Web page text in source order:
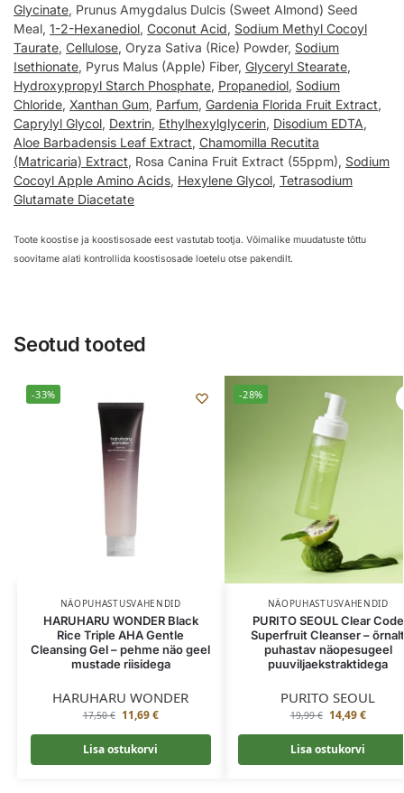
Glycinate, Prunus Amygdalus Dulcis (Sweet Almond) Seed
Meal, 1-2-Hexanediol, Coconut Acid, Sodium Methyl Cocoyl
Taurate, Cellulose, Oryza Sativa (Rice) Powder, Sodium
Isethionate, Pyrus Malus (Apple) Fiber, Glyceryl Stearate,
Hydroxypropyl Starch Phosphate, Propanediol, Sodium
Chloride, Xanthan Gum, Parfum, Gardenia Florida Fruit Extract,
Caprylyl Glycol, Dextrin, Ethylhexylglycerin, Disodium EDTA,
Aloe Barbadensis Leaf Extract, Chamomilla Recutita
(Matricaria) Extract, Rosa Canina Fruit Extract (55ppm), Sodium
Cocoyl Apple Amino Acids, Hexylene Glycol, Tetrasodium
Glutamate Diacetate
Toote koostise ja koostisosade eest vastutab tootja. Võimalike muudatuste tõttu
soovitame alati kontrollida koostisosade loetelu otse pakendilt.
Seotud tooted
-33%
NÄOPUHASTUSVAHENDID
HARUHARU WONDER Black
Rice Triple AHA Gentle
Cleansing Gel – pehme näo geel
mustade riisidega
HARUHARU WONDER
17,50€ 11,69€
Lisa ostukorvi
-28%
NÄOPUHASTUSVAHENDID
PURITO SEOUL Clear Code
Superfruit Cleanser –
puhastav näopesugeel
puuviljaekstraktidega
PURITO SEOUL
19,99€ 14,49€
Lisa ostukorvi